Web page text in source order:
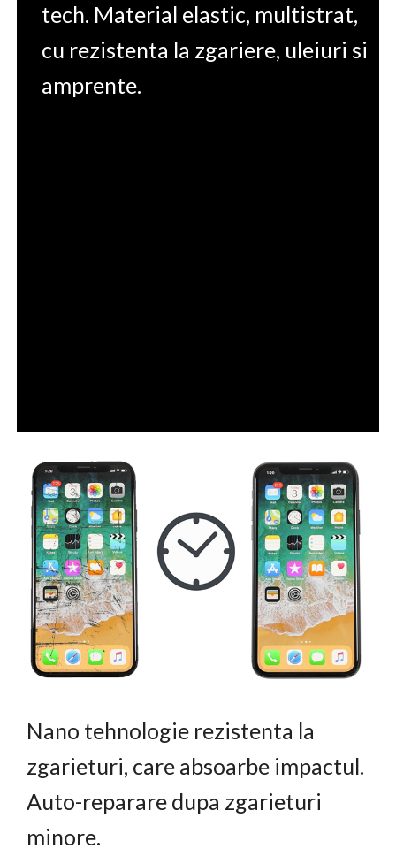
tech. Material elastic, multistrat,
cu rezistenta la zgariere, uleiuri si
amprente.
Nano tehnologie rezistenta la
zgarieturi, care absoarbe impactul.
Auto-reparare dupa zgarieturi
minore.